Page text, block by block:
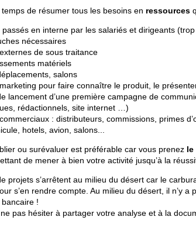
de résumer tous les besoins en ressources
passés en interne par les salariés et dirigeants
nécessaires
de sous traitance
matériels
salons
pour faire connaître le produit, le
lancement d’une première campagne de
rédactionnels, site internet …)
: distributeurs, commissions, primes
hotels, avion, salons...
ou surévaluer est préférable car vous prenez le
de mener à bien votre activité jusqu’à la
projets s’arrêtent au milieu du désert car le
s’en rendre compte. Au milieu du désert, il n’y
!
pas hésiter à partager votre analyse et à la